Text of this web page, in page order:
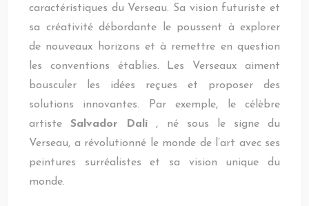
caractéristiques du Verseau. Sa vision futuriste et
sa créativité débordante le poussent à explorer
de nouveaux horizons et à remettre en question
les conventions établies. Les Verseaux aiment
bousculer les idées reçues et proposer des
solutions innovantes. Par exemple, le célèbre
artisteSalvador Dalí , né sous le signe du
Verseau, a révolutionné le monde de l’art avec ses
peintures surréalistes et sa vision unique du
monde.